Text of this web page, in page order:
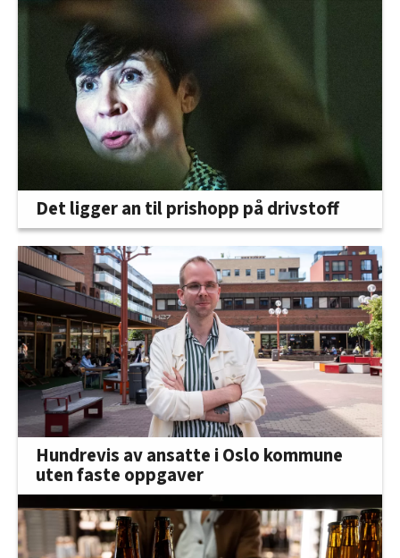
Det ligger an til prishopp på drivstoff
Hundrevis av ansatte i Oslo kommune
uten faste oppgaver